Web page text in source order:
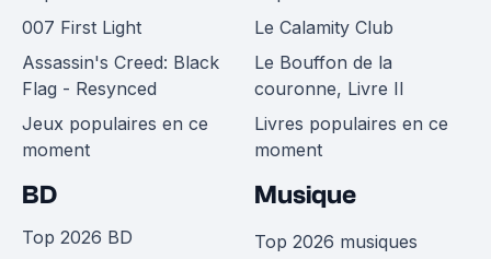
007 First Light
Assassin's Creed: Black
Flag - Resynced
Jeux populaires en ce
moment
Le Calamity Club
Le Bouffon de la
couronne, Livre II
Livres populaires en ce
moment
BD
Top 2026 BD
Musique
Top 2026 musiques